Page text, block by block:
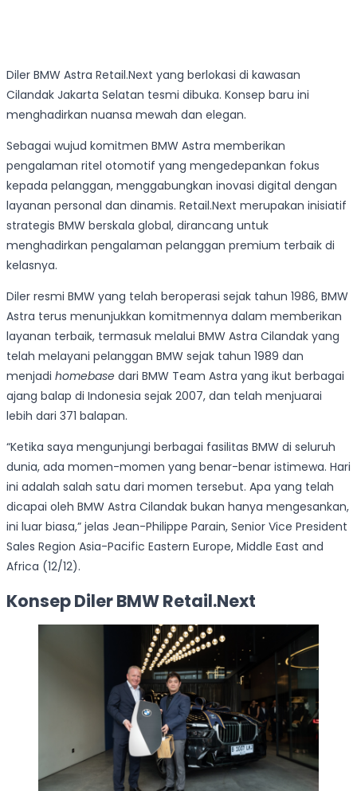
Diler BMW Astra Retail.Next yang berlokasi di kawasan
Cilandak Jakarta Selatan tesmi dibuka. Konsep baru ini
menghadirkan nuansa mewah dan elegan.
Sebagai wujud komitmen BMW Astra memberikan
pengalaman ritel otomotif yang mengedepankan fokus
kepada pelanggan, menggabungkan inovasi digital dengan
layanan personal dan dinamis. Retail.Next merupakan inisiatif
strategis BMW berskala global, dirancang untuk
menghadirkan pengalaman pelanggan premium terbaik di
kelasnya.
Diler resmi BMW yang telah beroperasi sejak tahun 1986, BMW
Astra terus menunjukkan komitmennya dalam memberikan
layanan terbaik, termasuk melalui BMW Astra Cilandak yang
telah melayani pelanggan BMW sejak tahun 1989 dan
menjadi homebase dari BMW Team Astra yang ikut berbagai
ajang balap di Indonesia sejak 2007, dan telah menjuarai
lebih dari 371 balapan.
“Ketika saya mengunjungi berbagai fasilitas BMW di seluruh
dunia, ada momen-momen yang benar-benar istimewa. Hari
ini adalah salah satu dari momen tersebut. Apa yang telah
dicapai oleh BMW Astra Cilandak bukan hanya mengesankan,
ini luar biasa,” jelas Jean-Philippe Parain, Senior Vice President
Sales Region Asia-Pacific Eastern Europe, Middle East and
Africa (12/12).
Konsep Diler BMW Retail.Next